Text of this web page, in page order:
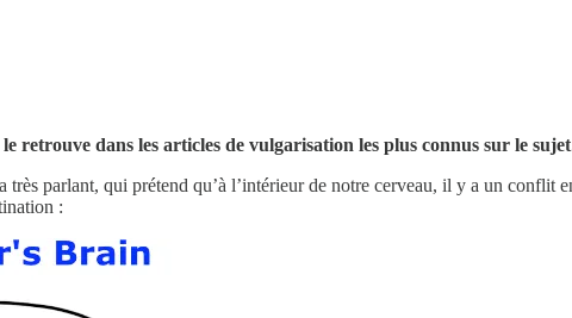
le retrouve dans les articles de vulgarisation les plus connus sur le sujet
très parlant, qui prétend qu’à l’intérieur de notre cerveau, il y a un conflit
: